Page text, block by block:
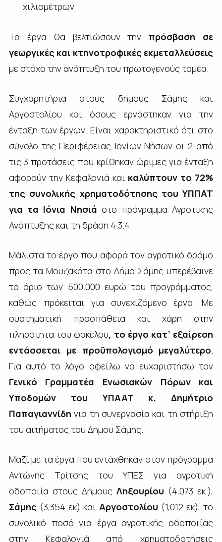
χιλιομέτρων
Τα έργα θα βελτιώσουν την πρόσβαση σε
γεωργικές και κτηνοτροφικές εκμεταλλεύσεις
με στόχο την ανάπτυξη του πρωτογενούς τομέα.
Συγχαρητήρια στους δήμους Σάμης και
Αργοστολίου και όσους εργάστηκαν για την
ένταξη των έργων. Είναι χαρακτηριστικό ότι στο
σύνολο της Περιφέρειας Ιονίων Νήσων οι 2 από
τις 3 προτάσεις που κρίθηκαν ώριμες για ένταξη
αφορούν την Κεφαλονιά και καλύπτουν το 72%
της συνολικής χρηματοδότησης του ΥΠΠΑΤ
για τα Ιόνια Νησιά στο πρόγραμμα Αγροτικής
Ανάπτυξης και τη δράση 4.3.4.
Μάλιστα το έργο που αφορά τον αγροτικό δρόμο
προς τα Μουζακάτα στο Δήμο Σάμης υπερέβαινε
το όριο των 500.000 ευρώ του προγράμματος,
καθώς πρόκειται για συνεχιζόμενο έργο. Με
συστηματική προσπάθεια και χάρη στην
πληρότητα του φακέλου, το έργο κατ’ εξαίρεση
εντάσσεται με προϋπολογισμό μεγαλύτερο.
Για αυτό το λόγο οφείλω να ευχαριστήσω τον
Γενικό Γραμματέα Ενωσιακών Πόρων και
Υποδομών του ΥΠΑΑΤ κ. Δημήτριο
Παπαγιαννίδη για τη συνεργασία και τη στήριξη
του αιτήματος του Δήμου Σάμης.
Μαζί με τα έργα που εντάχθηκαν στον πρόγραμμα
Αντώνης Τρίτσης του ΥΠΕΣ για αγροτική
οδοποιία στους ΔήμουςΛηξουρίου (4,073 εκ.),
Σάμης (3,354 εκ) καιΑργοστολίου (1,012 εκ), το
συνολικό ποσό για έργα αγροτικής οδοποιίας
στην Κεφαλονιά από χρηματοδοτήσεις